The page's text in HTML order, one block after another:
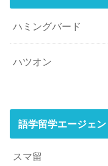
ハミングバード
ハツオン
語学留学エージェン
スマ留